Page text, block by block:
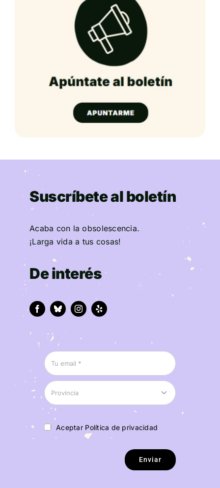
Suscríbete al boletín
Acaba con la obsolescencia.
¡Larga vida a tus cosas!
De interés
Aceptar Política de privacidad
Enviar